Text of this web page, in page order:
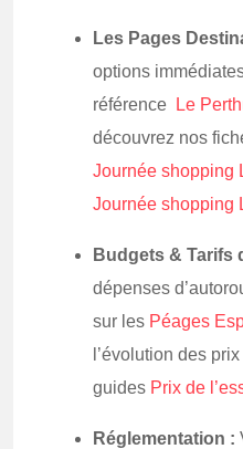
Les Pages
options
référence
Le
découvrez nos
Journée shopping
Journée shopping
Budgets & Tarifs
dépenses
sur les Péages
l’évolution des
guides Prix de
Réglementation :